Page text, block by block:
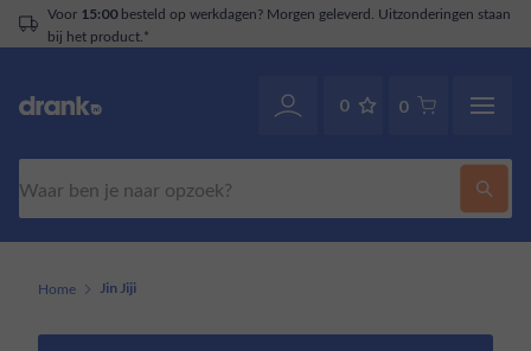
Voor 15:00besteld op werkdagen? Morgen geleverd. Uitzonderingen staan
bij het product.*
0 0
Home Jin Jiji